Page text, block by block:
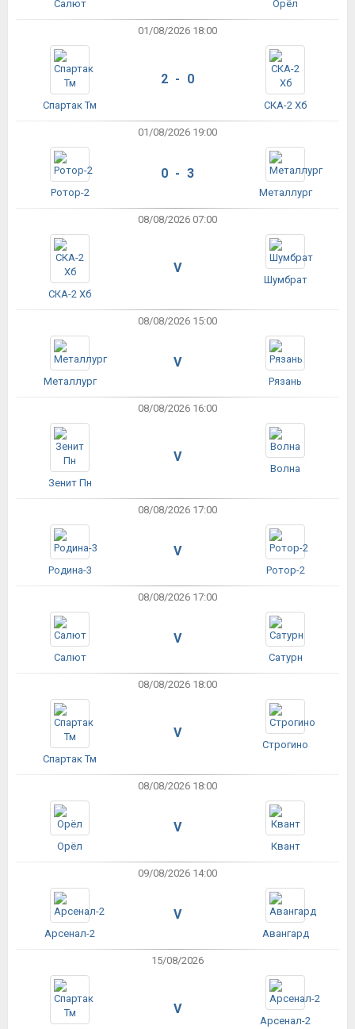
Салют Орёл
01/08/2026 18:00
Спартак Тм
2 - 0
СКА-2 Хб
01/08/2026 19:00
Ротор-2
0 - 3
Металлург
08/08/2026 07:00
СКА-2 Хб
V
Шумбрат
08/08/2026 15:00
Металлург
V
Рязань
08/08/2026 16:00
Зенит Пн
V
Волна
08/08/2026 17:00
Родина-3
V
Ротор-2
08/08/2026 17:00
Салют
V
Сатурн
08/08/2026 18:00
Спартак Тм
V
Строгино
08/08/2026 18:00
Орёл
V
Квант
09/08/2026 14:00
Арсенал-2
V
Авангард
15/08/2026
V
Арсенал-2